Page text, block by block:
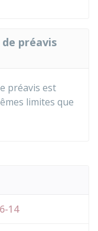
préavis
préavis est
limites que
14